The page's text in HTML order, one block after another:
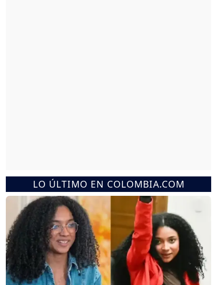
LO ÚLTIMO EN COLOMBIA.COM